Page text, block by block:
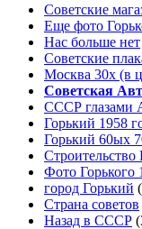
Советские
Еще фото
Нас больше нет
Советские
Москва 30x (в
Советская
СССР глазами
Горький 1958
Горький 60ых
Фото Горького
город Горький
Страна советов
Назад в СССР